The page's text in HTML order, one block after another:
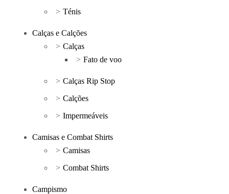
Ténis
Calças e Calções
Calças
Fato de voo
Calças Rip Stop
Calções
Impermeáveis
Camisas e Combat Shirts
Camisas
Combat Shirts
Campismo